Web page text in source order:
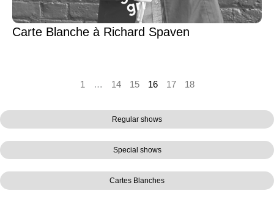
Regular shows
Special shows
Cartes Blanches
Carte Blanche à Richard Spaven
1 … 14 15 16 17 18